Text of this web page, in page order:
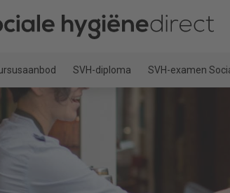
SVH-diploma SVH-examen